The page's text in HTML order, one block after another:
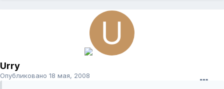
Urry
Опубликовано 18 мая, 2008